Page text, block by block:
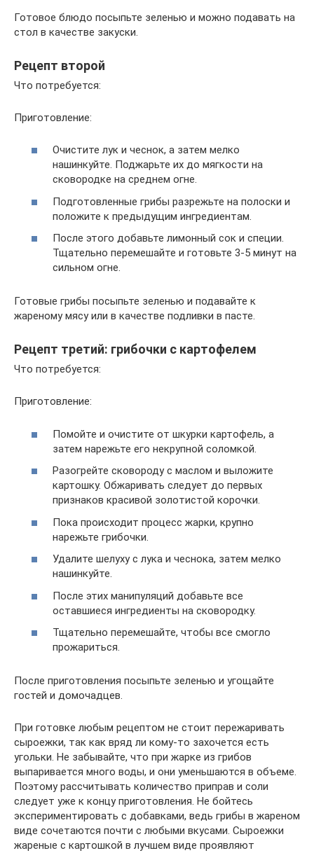
Готовое блюдо посыпьте зеленью и можно подавать на
стол в качестве закуски.
Рецепт второй
Что потребуется:
Приготовление:
Очистите лук и чеснок, а затем мелко
нашинкуйте. Поджарьте их до мягкости на
сковородке на среднем огне.
Подготовленные грибы разрежьте на полоски и
положите к предыдущим ингредиентам.
После этого добавьте лимонный сок и специи.
Тщательно перемешайте и готовьте 3-5 минут на
сильном огне.
Готовые грибы посыпьте зеленью и подавайте к
жареному мясу или в качестве подливки в пасте.
Рецепт третий: грибочки с картофелем
Что потребуется:
Приготовление:
Помойте и очистите от шкурки картофель, а
затем нарежьте его некрупной соломкой.
Разогрейте сковороду с маслом и выложите
картошку. Обжаривать следует до первых
признаков красивой золотистой корочки.
Пока происходит процесс жарки, крупно
нарежьте грибочки.
Удалите шелуху с лука и чеснока, затем мелко
нашинкуйте.
После этих манипуляций добавьте все
оставшиеся ингредиенты на сковородку.
Тщательно перемешайте, чтобы все смогло
прожариться.
После приготовления посыпьте зеленью и угощайте
гостей и домочадцев.
При готовке любым рецептом не стоит пережаривать
сыроежки, так как вряд ли кому-то захочется есть
угольки. Не забывайте, что при жарке из грибов
выпаривается много воды, и они уменьшаются в объеме.
Поэтому рассчитывать количество приправ и соли
следует уже к концу приготовления. Не бойтесь
экспериментировать с добавками, ведь грибы в жареном
виде сочетаются почти с любыми вкусами. Сыроежки
жареные с картошкой в лучшем виде проявляют